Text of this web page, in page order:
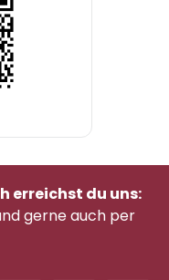
erreichst du uns:
gerne auch per